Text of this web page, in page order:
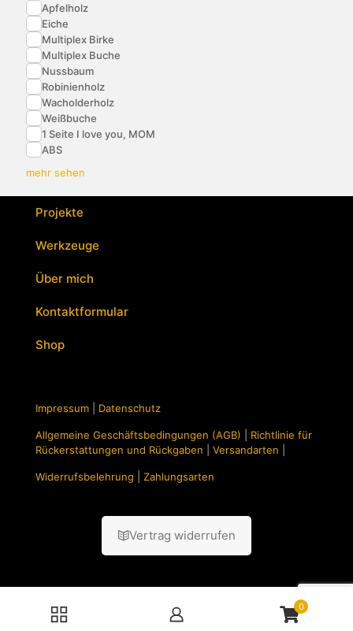
Apfelholz
Eiche
Multiplex Birke
Multiplex Buche
Nussbaum
Robinienholz
Wacholderholz
Weißbuche
1 Seite I love you, MOM
ABS
mehr sehen
Projekte
Werkzeuge
Über mich
Kontaktformular
Shop
Impressum Datenschutz
Allgemeine Geschäftsbedingungen (AGB)
Richtlinie für
Rückerstattungen und Rückgaben
Versandarten
Widerrufsbelehrung Zahlungsarten
Vertrag widerrufen
0